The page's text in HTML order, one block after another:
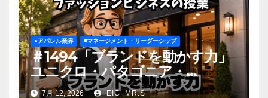
●アパレル業界 ◾️マネージメント・リーダーシップ
＃1494「ブランドを動かす力」
ユニクロ・パタゴニア・
ZARA・無印良品
7月 12, 2026 EIC_MR.S